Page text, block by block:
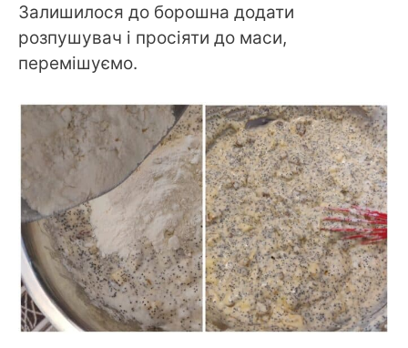
Залишилося до борошна додати
розпушувач і просіяти до маси,
перемішуємо.